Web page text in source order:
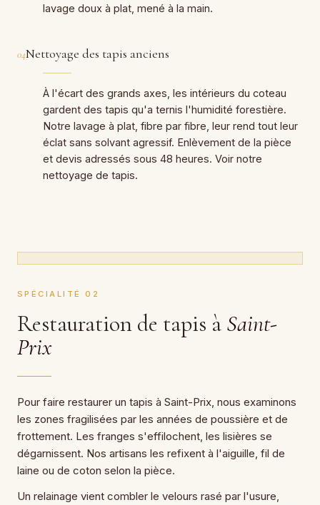
lavage doux à plat, mené à la main.
04Nettoyage des tapis anciens
À l'écart des grands axes, les intérieurs du coteau
gardent des tapis qu'a ternis l'humidité forestière.
Notre lavage à plat, fibre par fibre, leur rend tout leur
éclat sans solvant agressif. Enlèvement de la pièce
et devis adressés sous 48 heures. Voir notre
nettoyage de tapis.
SPÉCIALITÉ 02
Restauration de tapis à Saint-
Prix
Pour faire restaurer un tapis à Saint-Prix, nous examinons
les zones fragilisées par les années de poussière et de
frottement. Les franges s'effilochent, les lisières se
dégarnissent. Nos artisans les refixent à l'aiguille, fil de
laine ou de coton selon la pièce.
Un relainage vient combler le velours rasé par l'usure,